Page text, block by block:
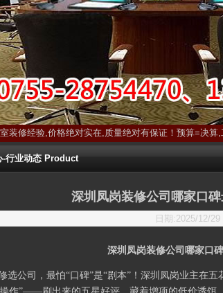
装修经验,价格绝对实在,质量绝对有保证！预算=决
行业动态 Product
深圳凤岗装修公司哪家口
日期:2025/12/
深圳凤岗装修公司哪家口
选公司，最怕“口碑”是“剧本”！深圳凤岗业主在